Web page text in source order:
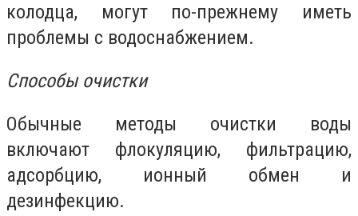
колодца, могут по-прежнему иметь
проблемы с водоснабжением.
Способы очистки
Обычные методы очистки воды
включают флокуляцию, фильтрацию,
адсорбцию, ионный обмен и
дезинфекцию.